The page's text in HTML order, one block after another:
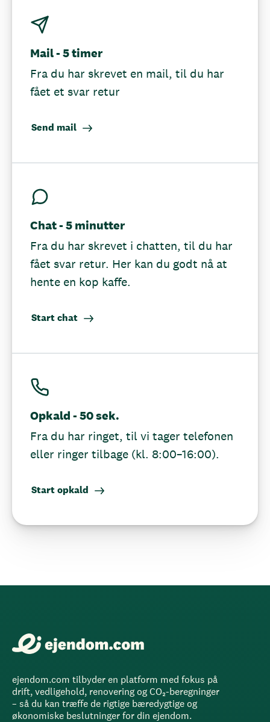
Mail - 5 timer
Fra du har skrevet en mail, til du har
fået et svar retur
Send mail
Chat - 5 minutter
Fra du har skrevet i chatten, til du har
fået svar retur. Her kan du godt nå at
hente en kop kaffe.
Start chat
Opkald - 50 sek.
Fra du har ringet, til vi tager telefonen
eller ringer tilbage (kl. 8:00–16:00).
Start opkald
ejendom.com tilbyder en platform med fokus på
drift, vedligehold, renovering og CO₂-beregninger
– så du kan træffe de rigtige bæredygtige og
økonomiske beslutninger for din ejendom.